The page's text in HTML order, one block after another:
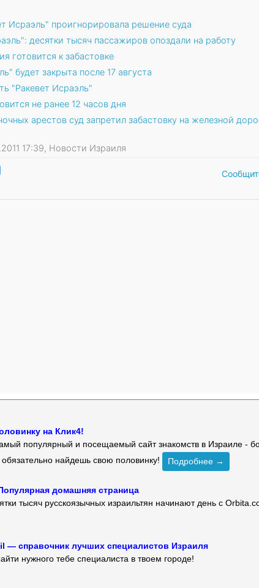
Исраэль" проигнорировала решение суда
десятки тысяч пассажиров опоздали на работу
готовится к забастовке
будет закрыта после 17 августа
"Ракевет Исраэль"
не ранее 12 часов дня
арестов суд запретил забастовку на железной
17:39, Новости Израиля
на Клик4!
популярный и посещаемый сайт знакомств в Израиле -
обязательно найдешь свою половинку!
Подробнее →
домашняя страница
тысяч русскоязычных израильтян начинают день с
— справочник лучших специалистов Израиля
нужного тебе специалиста в твоем городе!